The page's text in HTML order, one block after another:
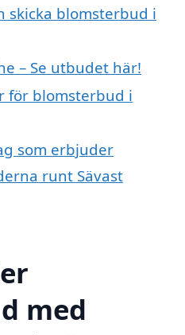
skicka blomsterbud i
– Se utbudet här!
för blomsterbud i
som erbjuder
runt Sävast
med